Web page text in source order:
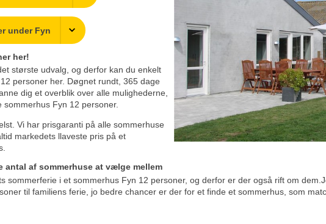
under Fyn
her!
største udvalg, og derfor kan du enkelt
personer her. Døgnet rundt, 365 dage
dig et overblik over alle mulighederne,
Fyn 12 personer.
Vi har prisgaranti på alle sommerhuse
markedets llaveste pris på et
antal af sommerhuse at vælge mellem
sommerferie i et sommerhus Fyn 12 personer, og derfor er der også rift om
til familiens ferie, jo bedre chancer er der for et finde et sommerhus, som